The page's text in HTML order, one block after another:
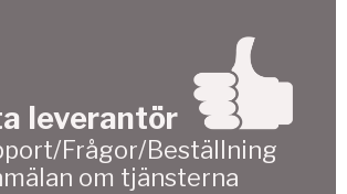
leverantör
Frågor/Beställning
om tjänsterna